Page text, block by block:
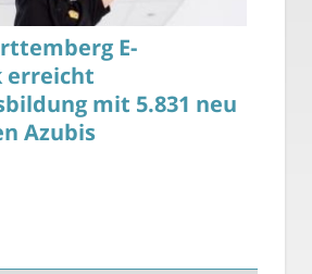
E-
erreicht
mit 5.831 neu
Azubis